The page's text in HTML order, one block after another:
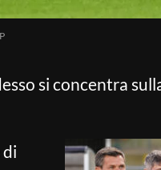
si concentra